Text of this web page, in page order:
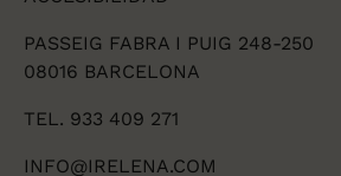
PASSEIG FABRA I PUIG 248-250
08016 BARCELONA
TEL. 933 409 271
INFO@IRELENA.COM